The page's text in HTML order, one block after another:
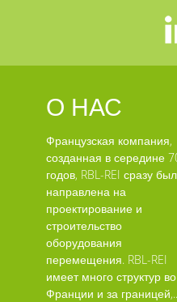
О НАС
Французская компания,
созданная в середине
годов, RBL-REI сразу
направлена на
проектирование и
строительство
оборудования
перемещения. RBL-REI
имеет много структур во
Франции и за